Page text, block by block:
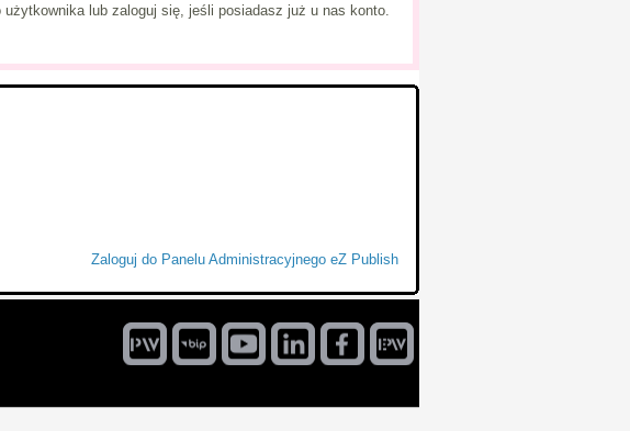
lub zaloguj się, jeśli posiadasz już u nas konto.
Zaloguj do Panelu Administracyjnego eZ Publish